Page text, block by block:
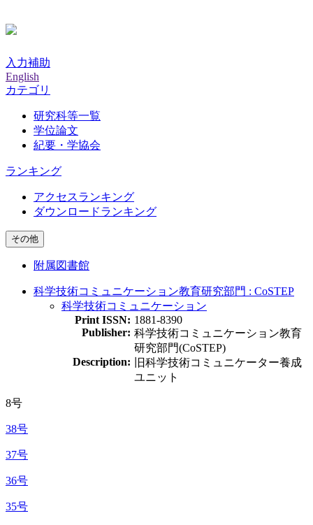
入力補助
English
カテゴリ
研究科等一覧
学位論文
紀要・学協会
ランキング
アクセスランキング
ダウンロードランキング
その他
附属図書館
科学技術コミュニケーション教育研究部門 : CoSTEP
科学技術コミュニケーション
Print ISSN: 1881-8390
Publisher: 科学技術コミュニケーション教育
研究部門(CoSTEP)
Description:
旧科学技術コミュニケーター養成
ユニット
8号
38号
37号
36号
35号